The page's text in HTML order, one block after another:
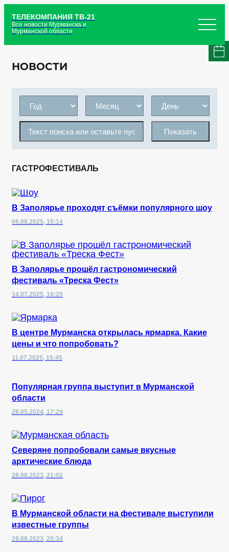
ТЕЛЕКОМПАНИЯ ТВ-21
Все новости Мурманска и
Мурманской области
НОВОСТИ
Показать
ГАСТРОФЕСТИВАЛЬ
В Заполярье проходят съёмки популярного шоу
06.08.2025, 15:14
В Заполярье прошёл гастрономический
фестиваль «Треска Фест»
14.07.2025, 19:20
В центре Мурманска открылась ярмарка. Какие
цены и что попробовать?
11.07.2025, 15:45
Популярная группа выступит в Мурманской
области
28.05.2024, 17:29
Северяне попробовали самые вкусные
арктические блюда
28.08.2023, 21:02
В Мурманской области на фестивале выступили
известные группы
28.08.2023, 20:34